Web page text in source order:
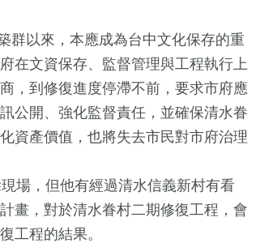
以來，本應成為台中文化保存的重
在文資保存、監督管理與工程執行上
，到修復進度停滯不前，要求市府應
公開、強化監督責任，並確保清水眷
資產價值，也將失去市民對市府治理
場，但他有經過清水信義新村有看
畫，對於清水眷村二期修復工程，會
工程的結果。